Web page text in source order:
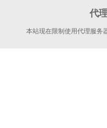
代
本站现在限制使用代理服务